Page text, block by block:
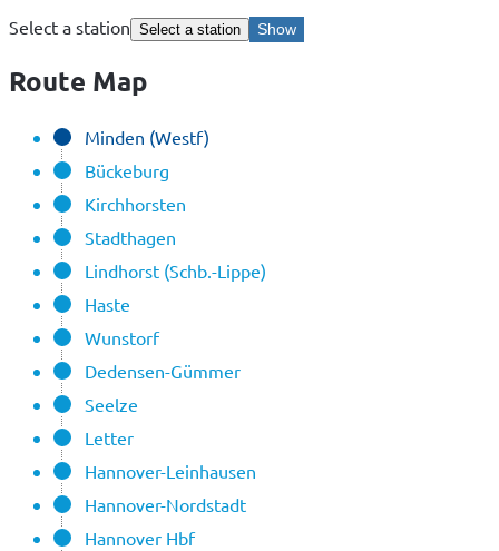
Select a station Select a station Show
Route Map
Minden (Westf)
Bückeburg
Kirchhorsten
Stadthagen
Lindhorst (Schb.-Lippe)
Haste
Wunstorf
Dedensen-Gümmer
Seelze
Letter
Hannover-Leinhausen
Hannover-Nordstadt
Hannover Hbf